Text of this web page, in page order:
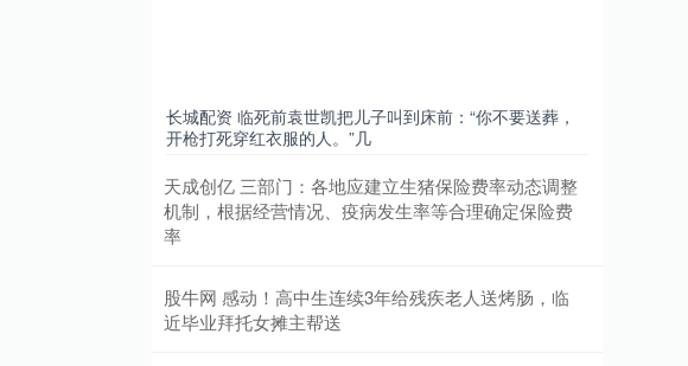
长城配资 临死前袁世凯把儿子叫到床前：“你不要送葬，
开枪打死穿红衣服的人。”几
天成创亿 三部门：各地应建立生猪保险费率动态调整
机制，根据经营情况、疫病发生率等合理确定保险费
率
股牛网 感动！高中生连续3年给残疾老人送烤肠，临
近毕业拜托女摊主帮送